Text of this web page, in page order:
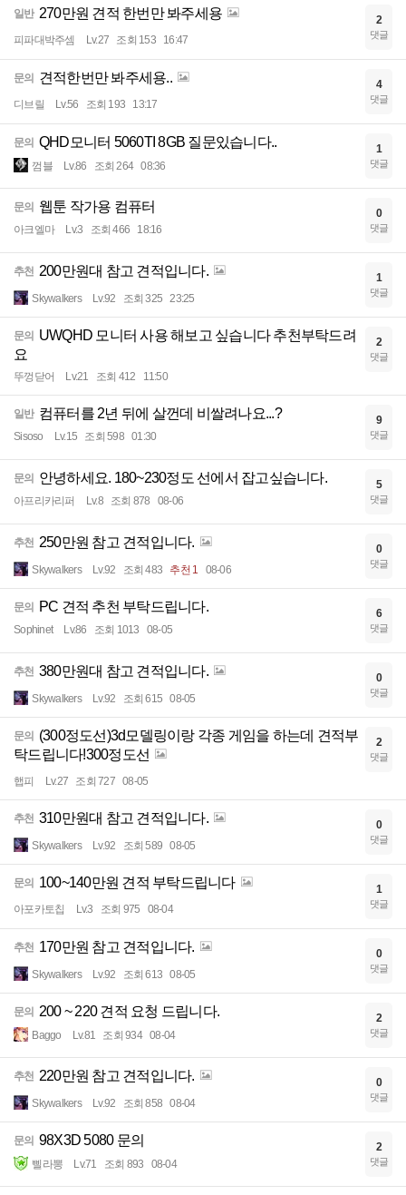
일반 270만원 견적 한번만 봐주세용
피파대박주셈 Lv.27 조회 153 16:47
2
댓글
문의 견적한번만 봐주세용..
디브릴 Lv.56 조회 193 13:17
4
댓글
문의 QHD모니터 5060TI 8GB 질문있습니다..
껌블 Lv.86 조회 264 08:36
1
댓글
문의 웹툰 작가용 컴퓨터
아크엘마 Lv.3 조회 466 18:16
0
댓글
추천 200만원대 참고 견적입니다.
Skywalkers Lv.92 조회 325 23:25
1
댓글
문의
UWQHD 모니터 사용 해보고 싶습니다 추천부탁드려
요
뚜껑닫어 Lv.21 조회 412 11:50
2
댓글
일반 컴퓨터를 2년 뒤에 살껀데 비쌀려나요...?
Sisoso Lv.15 조회 598 01:30
9
댓글
문의 안녕하세요. 180~230정도 선에서 잡고싶습니다.
아프리카리퍼 Lv.8 조회 878 08-06
5
댓글
추천 250만원 참고 견적입니다.
Skywalkers Lv.92 조회 483 추천 1 08-06
0
댓글
문의 PC 견적 추천 부탁드립니다.
Sophinet Lv.86 조회 1013 08-05
6
댓글
추천 380만원대 참고 견적입니다.
Skywalkers Lv.92 조회 615 08-05
0
댓글
문의
(300정도선)3d모델링이랑 각종 게임을 하는데 견적부
탁드립니다!300정도선
햅피 Lv.27 조회 727 08-05
2
댓글
추천 310만원대 참고 견적입니다.
Skywalkers Lv.92 조회 589 08-05
0
댓글
문의 100~140만원 견적 부탁드립니다
아포카토칩 Lv.3 조회 975 08-04
1
댓글
추천 170만원 참고 견적입니다.
Skywalkers Lv.92 조회 613 08-05
0
댓글
문의 200 ~ 220 견적 요청 드립니다.
Baggo Lv.81 조회 934 08-04
2
댓글
추천 220만원 참고 견적입니다.
Skywalkers Lv.92 조회 858 08-04
0
댓글
문의 98X3D 5080 문의
삘라뽕 Lv.71 조회 893 08-04
2
댓글